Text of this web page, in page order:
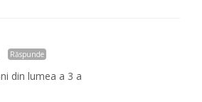
Răspunde
din lumea a 3 a